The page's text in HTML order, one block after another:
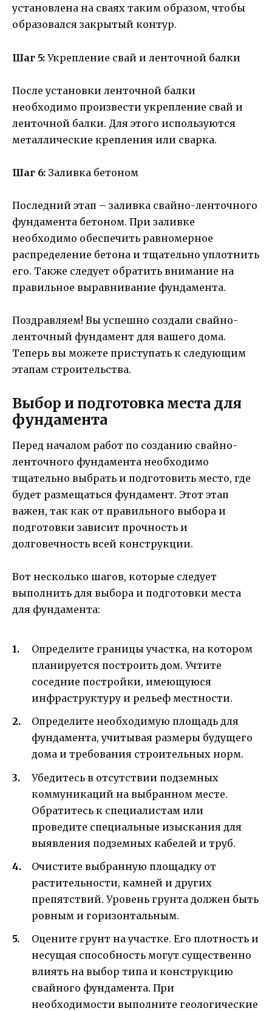
установлена на сваях таким образом, чтобы
образовался закрытый контур.
Шаг 5: Укрепление свай и ленточной балки
После установки ленточной балки
необходимо произвести укрепление свай и
ленточной балки. Для этого используются
металлические крепления или сварка.
Шаг 6: Заливка бетоном
Последний этап – заливка свайно-ленточного
фундамента бетоном. При заливке
необходимо обеспечить равномерное
распределение бетона и тщательно уплотнить
его. Также следует обратить внимание на
правильное выравнивание фундамента.
Поздравляем! Вы успешно создали свайно-
ленточный фундамент для вашего дома.
Теперь вы можете приступать к следующим
этапам строительства.
Выбор и подготовка места для
фундамента
Перед началом работ по созданию свайно-
ленточного фундамента необходимо
тщательно выбрать и подготовить место, где
будет размещаться фундамент. Этот этап
важен, так как от правильного выбора и
подготовки зависит прочность и
долговечность всей конструкции.
Вот несколько шагов, которые следует
выполнить для выбора и подготовки места
для фундамента:
Определите границы участка, на котором
планируется построить дом. Учтите
соседние постройки, имеющуюся
инфраструктуру и рельеф местности.
Определите необходимую площадь для
фундамента, учитывая размеры будущего
дома и требования строительных норм.
Убедитесь в отсутствии подземных
коммуникаций на выбранном месте.
Обратитесь к специалистам или
проведите специальные изыскания для
выявления подземных кабелей и труб.
Очистите выбранную площадку от
растительности, камней и других
препятствий. Уровень грунта должен быть
ровным и горизонтальным.
Оцените грунт на участке. Его плотность и
несущая способность могут существенно
влиять на выбор типа и конструкцию
свайного фундамента. При
необходимости выполните геологические